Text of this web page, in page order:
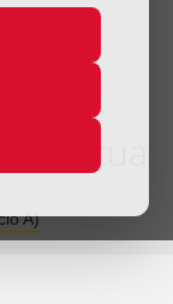
Pascua
A)